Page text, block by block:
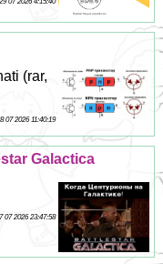
(rar,
07 2026 11:40:19
Galactica
07 2026 23:47:58